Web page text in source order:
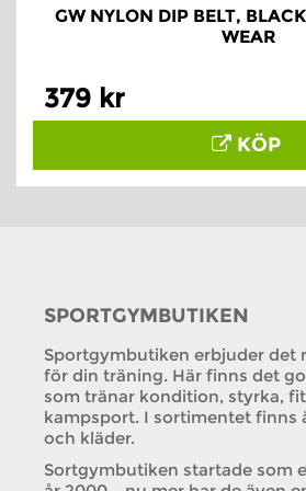
GW NYLON DIP BELT,
WEAR
379 kr
KÖP
SPORTGYMBUTIKEN
Sportgymbutiken erbjuder det
för din träning. Här finns det
som tränar kondition, styrka,
kampsport. I sortimentet finns
och kläder.
Sortgymbutiken startade som